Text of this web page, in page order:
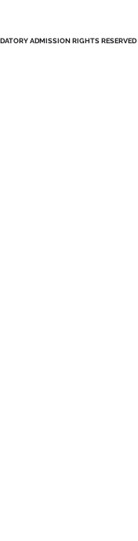
ADMISSION RIGHTS RESERVED